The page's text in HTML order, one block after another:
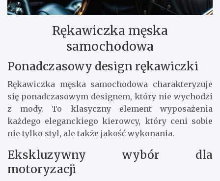
Rękawiczka męska
samochodowa
Ponadczasowy design rękawiczki
Rękawiczka męska samochodowa charakteryzuje
się ponadczasowym designem, który nie wychodzi
z mody. To klasyczny element wyposażenia
każdego eleganckiego kierowcy, który ceni sobie
nie tylko styl, ale także jakość wykonania.
Ekskluzywny wybór dla
motoryzacji